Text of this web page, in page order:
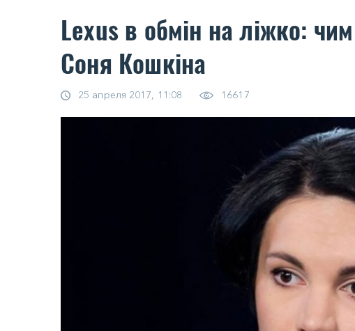
Lexus в обмін на ліжко:
Соня Кошкіна
25 апреля 2017, 11:08 16617